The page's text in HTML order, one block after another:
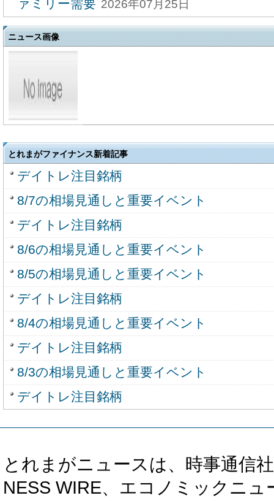
ァミリー需要 2026年07月25日
ニュース画像
とれまがファイナンス新着記事
デイトレ注目銘柄
8/7の相場見通しと重要イベント
デイトレ注目銘柄
8/6の相場見通しと重要イベント
8/5の相場見通しと重要イベント
デイトレ注目銘柄
8/4の相場見通しと重要イベント
デイトレ注目銘柄
8/3の相場見通しと重要イベント
デイトレ注目銘柄
とれまがニュースは、時事通信
NESS WIRE、エコノミックニ